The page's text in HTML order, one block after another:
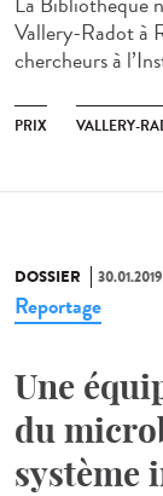
Vallery-Radot à
chercheurs à
PRIX VALLERY-
DOSSIER 30.01.2019
Reportage
Une
du
système